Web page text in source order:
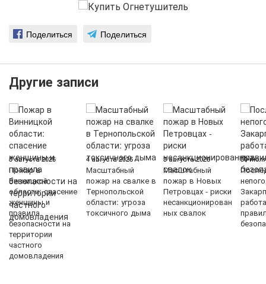
Поделиться Поделиться
Другие записи
5 августа 2026
Пожар в
Винницкой
области: спасение
женщины и
правила
безопасности на
территории
частного
домовладения
4 августа 2026
Масштабный
пожар на свалке в
Тернопольской
области: угроза
токсичного дыма
3 августа 2026
Масштабный
пожар в Новых
Петровцах - риски
несанкционирован
ных свалок
30